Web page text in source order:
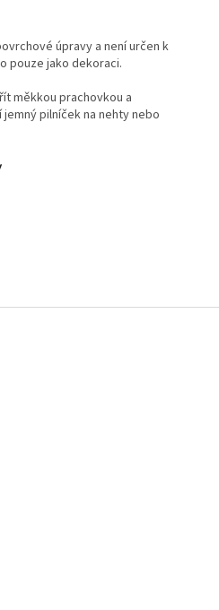
úpravy a není určen k
pouze jako dekoraci.
měkkou prachovkou a
pilníček na nehty nebo